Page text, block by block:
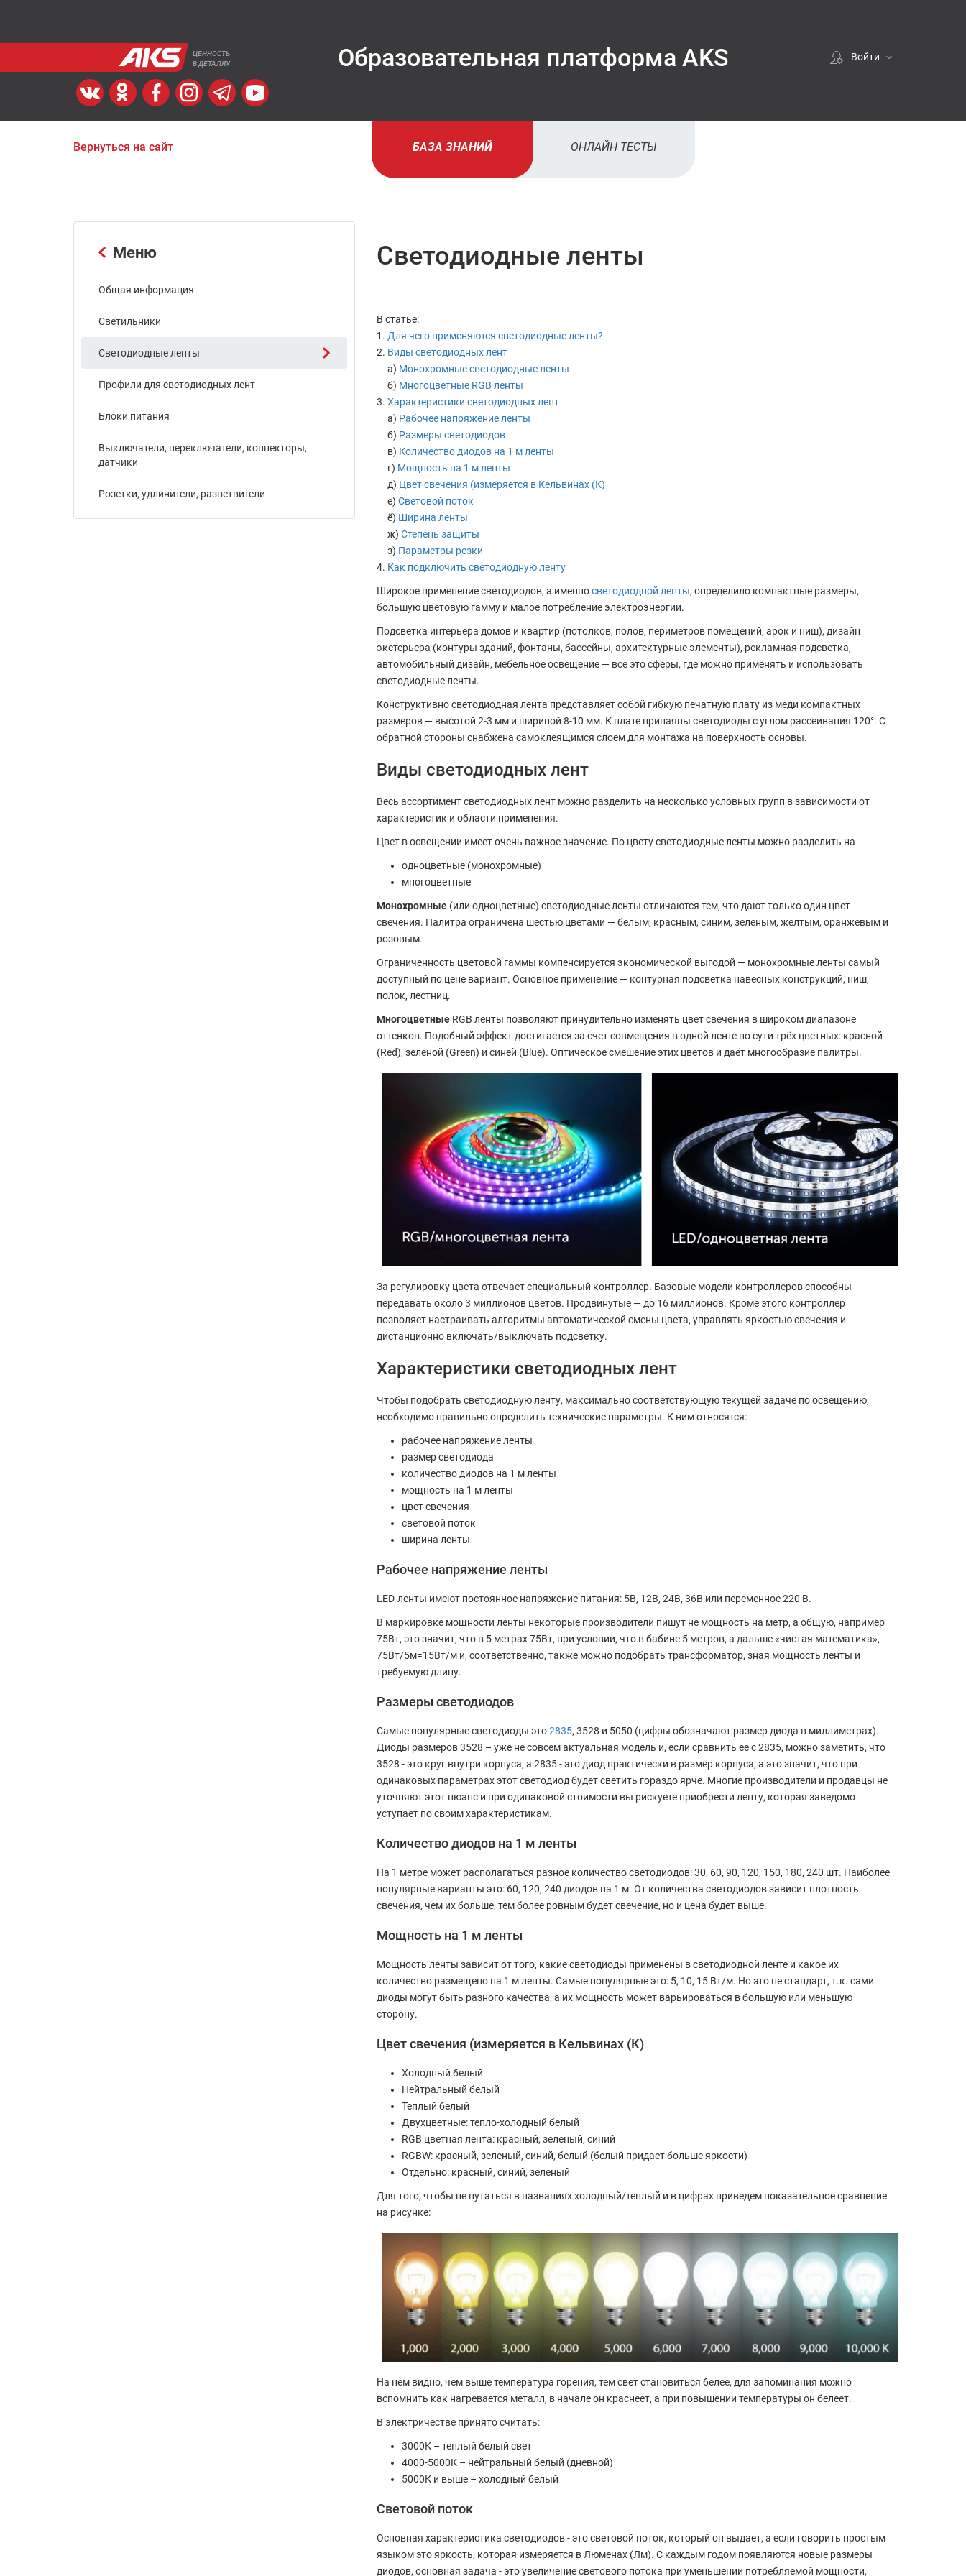
ЦЕННОСТЬ
В ДЕТАЛЯХ
Образовательная платформа AKS Войти
розничные
Вернуться на сайт БАЗА ЗНАНИЙ ОНЛАЙН ТЕСТЫ
Меню
Общая информация
Светильники
Светодиодные ленты
Профили для светодиодных лент
Блоки питания
Выключатели, переключатели, коннекторы,
датчики
Розетки, удлинители, разветвители
Светодиодные ленты
В статье:
Для чего применяются светодиодные ленты?
Виды светодиодных лент
а) Монохромные светодиодные ленты
б) Многоцветные RGB ленты
Характеристики светодиодных лент
а) Рабочее напряжение ленты
б) Размеры светодиодов
в) Количество диодов на 1 м ленты
г) Мощность на 1 м ленты
д) Цвет свечения (измеряется в Кельвинах (К)
е) Световой поток
ё) Ширина ленты
ж) Степень защиты
з) Параметры резки
Как подключить светодиодную ленту
Широкое применение светодиодов, а именносветодиодной ленты, определило компактные размеры,
большую цветовую гамму и малое потребление электроэнергии.
Подсветка интерьера домов и квартир (потолков, полов, периметров помещений, арок и ниш), дизайн
экстерьера (контуры зданий, фонтаны, бассейны, архитектурные элементы), рекламная подсветка,
автомобильный дизайн, мебельное освещение — все это сферы, где можно применять и использовать
светодиодные ленты.
Конструктивно светодиодная лента представляет собой гибкую печатную плату из меди компактных
размеров — высотой 2-3 мм и шириной 8-10 мм. К плате припаяны светодиоды с углом рассеивания 120°. С
обратной стороны снабжена самоклеящимся слоем для монтажа на поверхность основы.
Виды светодиодных лент
Весь ассортимент светодиодных лент можно разделить на несколько условных групп в зависимости от
характеристик и области применения.
Цвет в освещении имеет очень важное значение. По цвету светодиодные ленты можно разделить на
одноцветные (монохромные)
многоцветные
Монохромные(или одноцветные) светодиодные ленты отличаются тем, что дают только один цвет
свечения. Палитра ограничена шестью цветами — белым, красным, синим, зеленым, желтым, оранжевым и
розовым.
Ограниченность цветовой гаммы компенсируется экономической выгодой — монохромные ленты самый
доступный по цене вариант. Основное применение — контурная подсветка навесных конструкций, ниш,
полок, лестниц.
МногоцветныеRGB ленты позволяют принудительно изменять цвет свечения в широком диапазоне
оттенков. Подобный эффект достигается за счет совмещения в одной ленте по сути трёх цветных: красной
(Red), зеленой (Green) и синей (Blue). Оптическое смешение этих цветов и даёт многообразие палитры.
За регулировку цвета отвечает специальный контроллер. Базовые модели контроллеров способны
передавать около 3 миллионов цветов. Продвинутые — до 16 миллионов. Кроме этого контроллер
позволяет настраивать алгоритмы автоматической смены цвета, управлять яркостью свечения и
дистанционно включать/выключать подсветку.
Характеристики светодиодных лент
Чтобы подобрать светодиодную ленту, максимально соответствующую текущей задаче по освещению,
необходимо правильно определить технические параметры. К ним относятся:
рабочее напряжение ленты
размер светодиода
количество диодов на 1 м ленты
мощность на 1 м ленты
цвет свечения
световой поток
ширина ленты
Рабочее напряжение ленты
LED-ленты имеют постоянное напряжение питания: 5В, 12В, 24В, 36В или переменное 220 В.
В маркировке мощности ленты некоторые производители пишут не мощность на метр, а общую, например
75Вт, это значит, что в 5 метрах 75Вт, при условии, что в бабине 5 метров, а дальше «чистая математика»,
75Вт/5м=15Вт/м и, соответственно, также можно подобрать трансформатор, зная мощность ленты и
требуемую длину.
Размеры светодиодов
Самые популярные светодиоды это2835, 3528 и 5050 (цифры обозначают размер диода в миллиметрах).
Диоды размеров 3528 – уже не совсем актуальная модель и, если сравнить ее с 2835, можно заметить, что
3528 - это круг внутри корпуса, а 2835 - это диод практически в размер корпуса, а это значит, что при
одинаковых параметрах этот светодиод будет светить гораздо ярче. Многие производители и продавцы не
уточняют этот нюанс и при одинаковой стоимости вы рискуете приобрести ленту, которая заведомо
уступает по своим характеристикам.
Количество диодов на 1 м ленты
На 1 метре может располагаться разное количество светодиодов: 30, 60, 90, 120, 150, 180, 240 шт. Наиболее
популярные варианты это: 60, 120, 240 диодов на 1 м. От количества светодиодов зависит плотность
свечения, чем их больше, тем более ровным будет свечение, но и цена будет выше.
Мощность на 1 м ленты
Мощность ленты зависит от того, какие светодиоды применены в светодиодной ленте и какое их
количество размещено на 1 м ленты. Самые популярные это: 5, 10, 15 Вт/м. Но это не стандарт, т.к. сами
диоды могут быть разного качества, а их мощность может варьироваться в большую или меньшую
сторону.
Цвет свечения (измеряется в Кельвинах (К)
Холодный белый
Нейтральный белый
Теплый белый
Двухцветные: тепло-холодный белый
RGB цветная лента: красный, зеленый, синий
RGBW: красный, зеленый, синий, белый (белый придает больше яркости)
Отдельно: красный, синий, зеленый
Для того, чтобы не путаться в названиях холодный/теплый и в цифрах приведем показательное сравнение
на рисунке:
На нем видно, чем выше температура горения, тем свет становиться белее, для запоминания можно
вспомнить как нагревается металл, в начале он краснеет, а при повышении температуры он белеет.
В электричестве принято считать:
3000К – теплый белый свет
4000-5000К – нейтральный белый (дневной)
5000К и выше – холодный белый
Световой поток
Основная характеристика светодиодов - это световой поток, который он выдает, а если говорить простым
языком это яркость, которая измеряется в Люменах (Лм). С каждым годом появляются новые размеры
диодов, основная задача - это увеличение светового потока при уменьшении потребляемой мощности,